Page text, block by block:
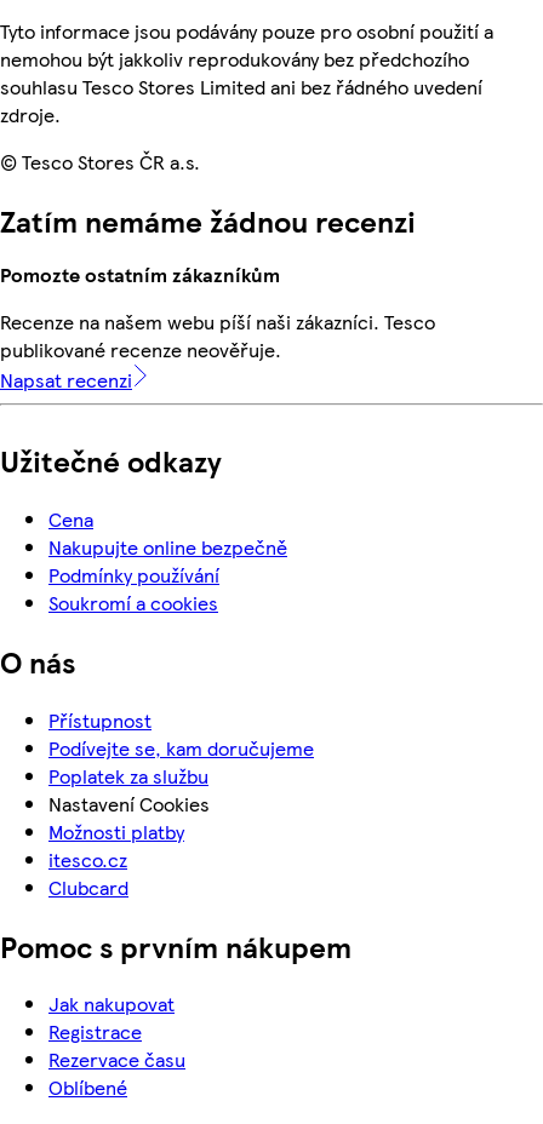
Tyto informace jsou podávány pouze pro osobní použití a
nemohou být jakkoliv reprodukovány bez předchozího
souhlasu Tesco Stores Limited ani bez řádného uvedení
zdroje.
© Tesco Stores ČR a.s.
Zatím nemáme žádnou recenzi
Pomozte ostatním zákazníkům
Recenze na našem webu píší naši zákazníci. Tesco
publikované recenze neověřuje.
Napsat recenzi
Užitečné odkazy
Cena
Nakupujte online bezpečně
Podmínky používání
Soukromí a cookies
O nás
Přístupnost
Podívejte se, kam doručujeme
Poplatek za službu
Nastavení Cookies
Možnosti platby
itesco.cz
Clubcard
Pomoc s prvním nákupem
Jak nakupovat
Registrace
Rezervace času
Oblíbené